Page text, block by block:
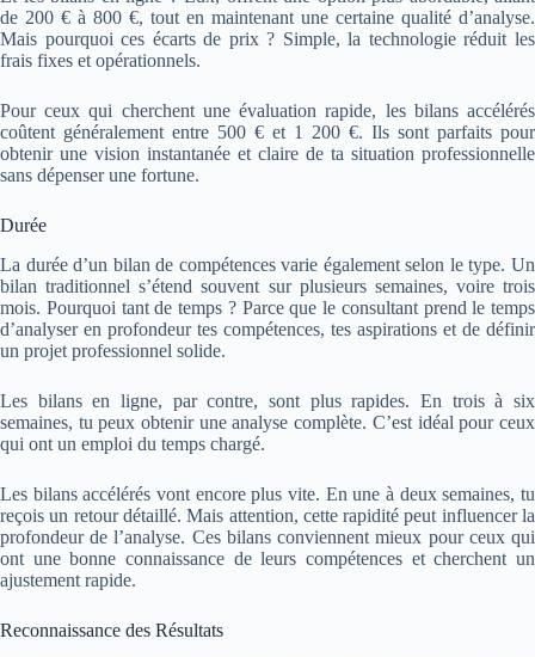
de 200 € à 800 €, tout en maintenant une certaine qualité d’analyse.
Mais pourquoi ces écarts de prix ? Simple, la technologie réduit les
frais fixes et opérationnels.
Pour ceux qui cherchent une évaluation rapide, les bilans accélérés
coûtent généralement entre 500 € et 1 200 €. Ils sont parfaits pour
obtenir une vision instantanée et claire de ta situation professionnelle
sans dépenser une fortune.
Durée
La durée d’un bilan de compétences varie également selon le type. Un
bilan traditionnel s’étend souvent sur plusieurs semaines, voire trois
mois. Pourquoi tant de temps ? Parce que le consultant prend le temps
d’analyser en profondeur tes compétences, tes aspirations et de définir
un projet professionnel solide.
Les bilans en ligne, par contre, sont plus rapides. En trois à six
semaines, tu peux obtenir une analyse complète. C’est idéal pour ceux
qui ont un emploi du temps chargé.
Les bilans accélérés vont encore plus vite. En une à deux semaines, tu
reçois un retour détaillé. Mais attention, cette rapidité peut influencer la
profondeur de l’analyse. Ces bilans conviennent mieux pour ceux qui
ont une bonne connaissance de leurs compétences et cherchent un
ajustement rapide.
Reconnaissance des Résultats